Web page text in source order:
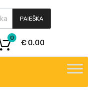
PAIEŠKA
€ 0.00
0